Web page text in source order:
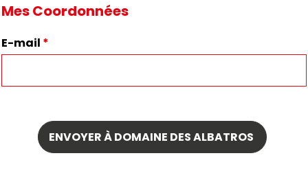
Mes Coordonnées
E-mail *